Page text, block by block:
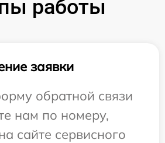
работы
заявки
обратной связи
нам по номеру,
сайте сервисного